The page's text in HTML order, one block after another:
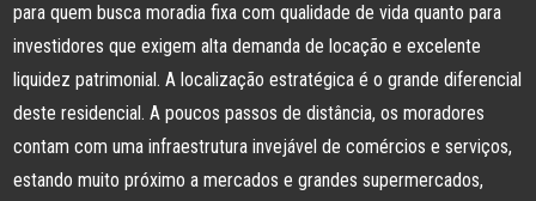
para quem busca moradia fixa com qualidade de vida quanto para
investidores que exigem alta demanda de locação e excelente
liquidez patrimonial. A localização estratégica é o grande diferencial
deste residencial. A poucos passos de distância, os moradores
contam com uma infraestrutura invejável de comércios e serviços,
estando muito próximo a mercados e grandes supermercados,